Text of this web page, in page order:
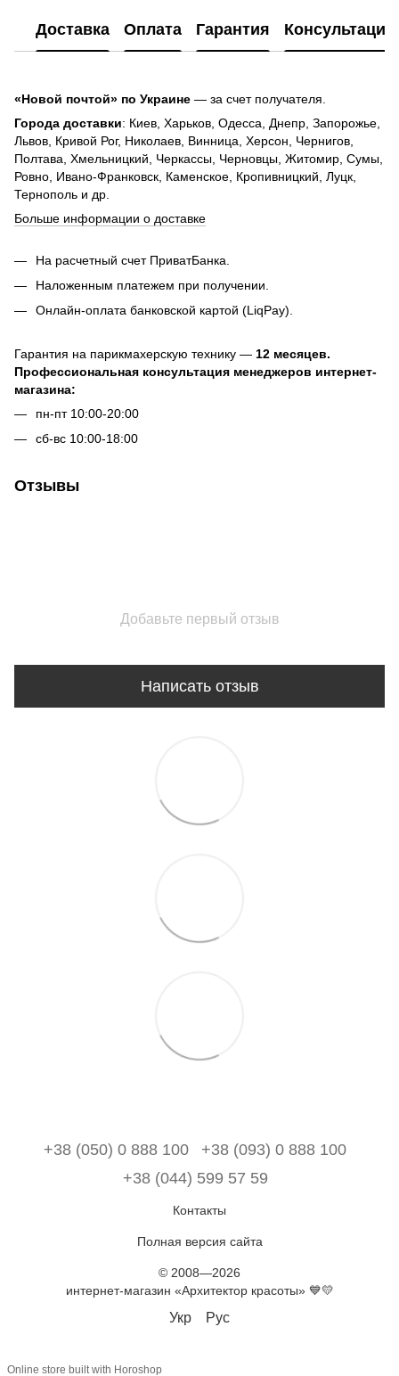
Доставка Оплата Гарантия Консультация
«Новой почтой» по Украине — за счет получателя.
Города доставки: Киев, Харьков, Одесса, Днепр, Запорожье,
Львов, Кривой Рог, Николаев, Винница, Херсон, Чернигов,
Полтава, Хмельницкий, Черкассы, Черновцы, Житомир, Сумы,
Ровно, Ивано-Франковск, Каменское, Кропивницкий, Луцк,
Тернополь и др.
Больше информации о доставке
На расчетный счет ПриватБанка.
Наложенным платежем при получении.
Онлайн-оплата банковской картой (LiqPay).
Гарантия на парикмахерскую технику — 12 месяцев.
Профессиональная консультация менеджеров интернет-
магазина:
пн-пт 10:00-20:00
сб-вс 10:00-18:00
Отзывы
Добавьте первый отзыв
Написать отзыв
+38 (050) 0 888 100
+38 (093) 0 888 100
+38 (044) 599 57 59
Контакты
Полная версия сайта
© 2008—2026
интернет-магазин «Архитектор красоты» 💙💛
Укр Рус
Online store built with Horoshop